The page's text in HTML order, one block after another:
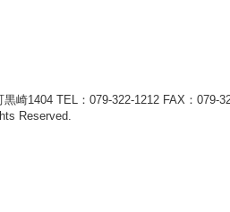
崎1404 TEL：079-322-1212 FAX：079-
Reserved.